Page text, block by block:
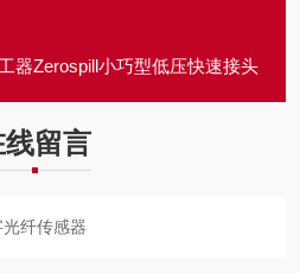
器Zerospill小巧型低压快速接头
线留言